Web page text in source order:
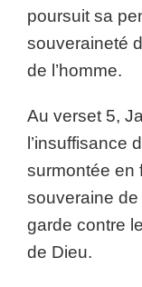
poursuit sa
souveraineté
de l’homme.
Au verset 5,
l’insuffisance
surmontée en
souveraine
garde contre
de Dieu.